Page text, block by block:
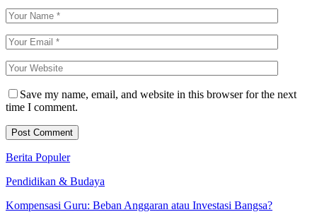
Save my name, email, and website in this browser for the next
time I comment.
Berita Populer
Pendidikan & Budaya
Kompensasi Guru: Beban Anggaran atau Investasi Bangsa?